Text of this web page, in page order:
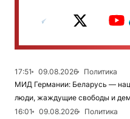
17:51 09.08.2026
Политика
МИД Германии: Беларусь —
люди, жаждущие свободы и
16:01
09.08.2026
Политика